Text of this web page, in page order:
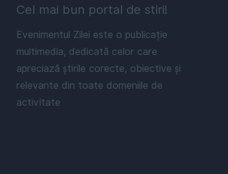
Cel mai bun portal de stiri!
Evenimentul Zilei este o publicație
multimedia, dedicată celor care
apreciază știrile corecte, obiective și
relevante din toate domeniile de
activitate